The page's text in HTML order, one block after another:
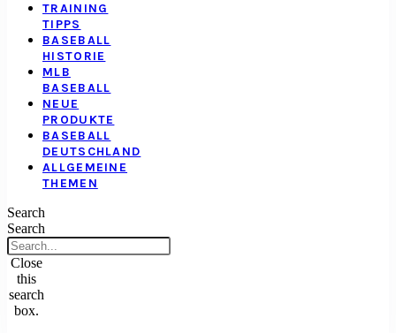
TRAINING
TIPPS
BASEBALL
HISTORIE
MLB
BASEBALL
NEUE
PRODUKTE
BASEBALL
DEUTSCHLAND
ALLGEMEINE
THEMEN
Search
Search
Close
this
search
box.